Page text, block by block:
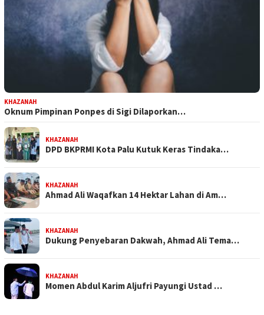
KHAZANAH
Oknum Pimpinan Ponpes di Sigi Dilaporkan…
KHAZANAH
DPD BKPRMI Kota Palu Kutuk Keras Tindaka…
KHAZANAH
Ahmad Ali Waqafkan 14 Hektar Lahan di Am…
KHAZANAH
Dukung Penyebaran Dakwah, Ahmad Ali Tema…
KHAZANAH
Momen Abdul Karim Aljufri Payungi Ustad …